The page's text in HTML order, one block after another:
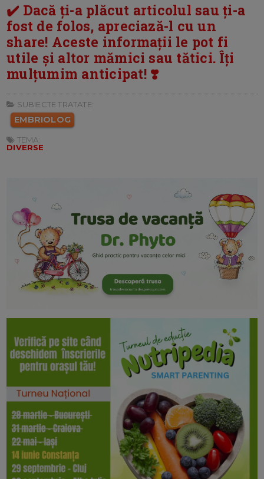
✔️ Dacă ți-a plăcut articolul sau ți-a
fost de folos, apreciază-l cu un
share! Aceste informații le pot fi
utile și altor mămici sau tătici. Îți
mulțumim anticipat! ❣️
SUBIECTE TRATATE:
EMBRIOLOG
TEMA:
DIVERSE